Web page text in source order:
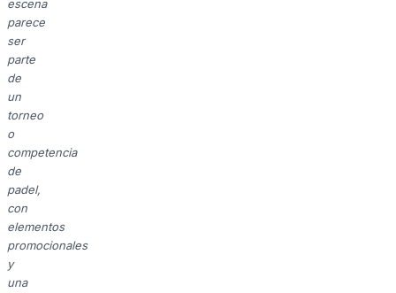
escena
parece
ser
parte
de
un
torneo
o
competencia
de
padel,
con
elementos
promocionales
y
una